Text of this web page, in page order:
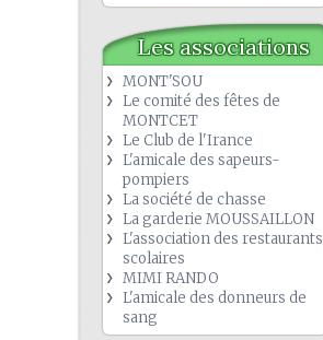
Les associations
MONT'SOU
Le comité des fêtes de
MONTCET
Le Club de l'Irance
L'amicale des sapeurs-
pompiers
La société de chasse
La garderie MOUSSAILLON
L'association des restaurants
scolaires
MIMI RANDO
L'amicale des donneurs de
sang